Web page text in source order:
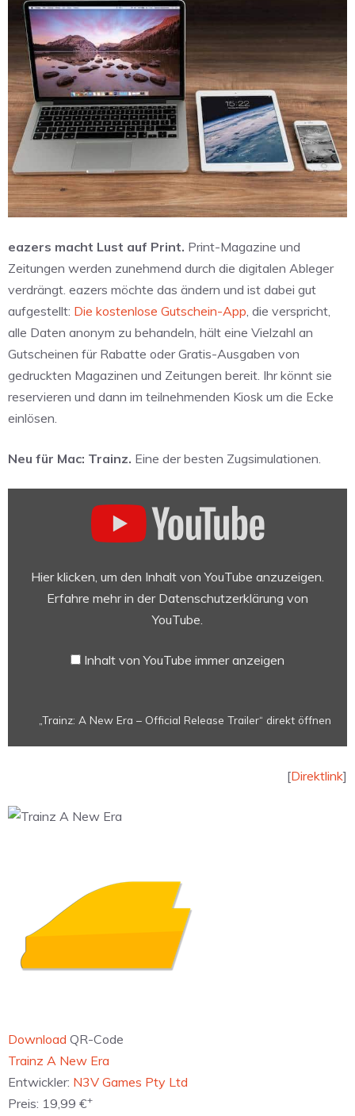
eazers macht Lust auf Print. Print-Magazine und
Zeitungen werden zunehmend durch die digitalen Ableger
verdrängt. eazers möchte das ändern und ist dabei gut
aufgestellt: Die kostenlose Gutschein-App, die verspricht,
alle Daten anonym zu behandeln, hält eine Vielzahl an
Gutscheinen für Rabatte oder Gratis-Ausgaben von
gedruckten Magazinen und Zeitungen bereit. Ihr könnt sie
reservieren und dann im teilnehmenden Kiosk um die Ecke
einlösen.
Neu für Mac: Trainz. Eine der besten Zugsimulationen.
Hier klicken, um den Inhalt von YouTube anzuzeigen.
Erfahre mehr in der Datenschutzerklärung von
YouTube.
Inhalt von YouTube immer anzeigen
„Trainz: A New Era – Official Release Trailer“ direkt öffnen
[Direktlink]
Download QR-Code
‎Trainz A New Era
Entwickler: N3V Games Pty Ltd
Preis: 19,99 €+